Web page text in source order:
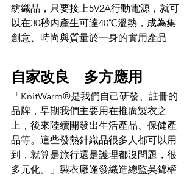
紡織品，只要接上5V2A行動電源，就可
以在30秒內產生可達40℃溫熱，成為集
創意、時尚與質量於一身的實用產品
自家改良　多方應用
「KnitWarm®是我們自己研發、註冊的
品牌，早期我們主要用在推廣製衣之
上，後來陸續開發出生活產品、保健產
品等。這些發熱針織品很多人都可以用
到，就算是旅行還是護理都沒問題，很
多元化。」製衣廠逢發織造總監吳錦權